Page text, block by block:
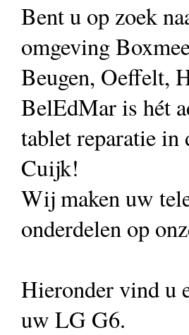
Bent u op zoek
omgeving
Beugen, Oeffelt,
BelEdMar is hét
tablet reparatie in
Cuijk!
Wij maken uw
onderdelen op
Hieronder vind u
uw LG G6.